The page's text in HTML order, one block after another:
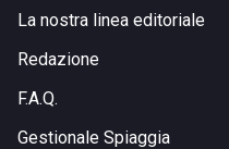
La nostra linea editoriale
Redazione
F.A.Q.
Gestionale Spiaggia